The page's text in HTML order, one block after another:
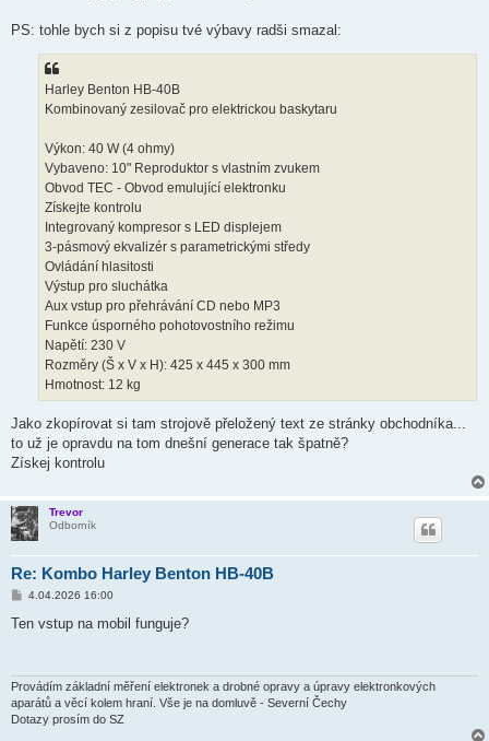
k
PS: tohle bych si z popisu tvé výbavy radši smazal:
Harley Benton HB-40B
Kombinovaný zesilovač pro elektrickou baskytaru
Výkon: 40 W (4 ohmy)
Vybaveno: 10" Reproduktor s vlastním zvukem
Obvod TEC - Obvod emulující elektronku
Získejte kontrolu
Integrovaný kompresor s LED displejem
3-pásmový ekvalizér s parametrickými středy
Ovládání hlasitosti
Výstup pro sluchátka
Aux vstup pro přehrávání CD nebo MP3
Funkce úsporného pohotovostního režimu
Napětí: 230 V
Rozměry (Š x V x H): 425 x 445 x 300 mm
Hmotnost: 12 kg
Jako zkopírovat si tam strojově přeložený text ze stránky obchodníka...
to už je opravdu na tom dnešní generace tak špatně?
Získej kontrolu
Trevor
Odborník
Re: Kombo Harley Benton HB-40B
P
í
e
k
4.04.2026 16:00
Ten vstup na mobil funguje?
Provádím základní měření elektronek a drobné opravy a úpravy elektronkových
aparátů a věcí kolem hraní. Vše je na domluvě - Severní Čechy
Dotazy prosím do SZ